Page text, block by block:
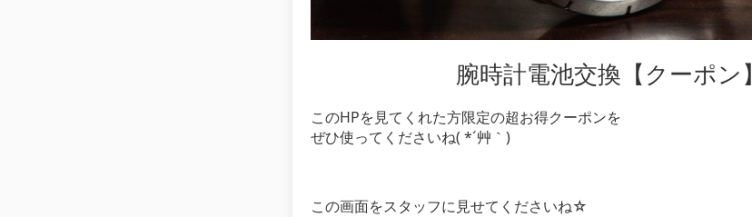
腕時計電池交換【クーポン】
このHPを見てくれた方限定の超お得クーポンを
ぜひ使ってくださいね( *´艸｀)
この画面をスタッフに見せてくださいね☆